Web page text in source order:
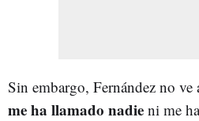
Sin embargo, Fernández no ve
me ha llamado nadie ni me